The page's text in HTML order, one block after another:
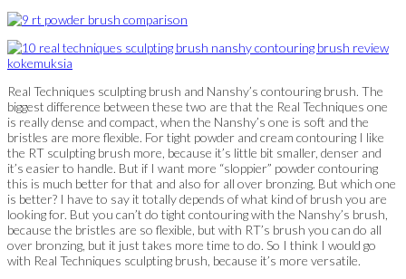
Real Techniques sculpting brush and Nanshy’s contouring brush. The
biggest difference between these two are that the Real Techniques one
is really dense and compact, when the Nanshy’s one is soft and the
bristles are more flexible. For tight powder and cream contouring I like
the RT sculpting brush more, because it’s little bit smaller, denser and
it’s easier to handle. But if I want more “sloppier” powder contouring
this is much better for that and also for all over bronzing. But which one
is better? I have to say it totally depends of what kind of brush you are
looking for. But you can’t do tight contouring with the Nanshy’s brush,
because the bristles are so flexible, but with RT’s brush you can do all
over bronzing, but it just takes more time to do. So I think I would go
with Real Techniques sculpting brush, because it’s more versatile.